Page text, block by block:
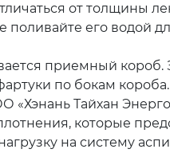
от толщины
поливайте его водой
приемный короб.
по бокам
Тайхан
которые
на систему